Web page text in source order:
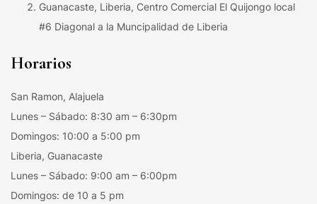
Guanacaste, Liberia, Centro Comercial El Quijongo local
#6 Diagonal a la Muncipalidad de Liberia
Horarios
San Ramon, Alajuela
Lunes – Sábado: 8:30 am – 6:30pm
Domingos: 10:00 a 5:00 pm
Liberia, Guanacaste
Lunes – Sábado: 9:00 am – 6:00pm
Domingos: de 10 a 5 pm